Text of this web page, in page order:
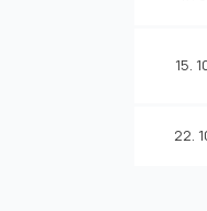
15.
22.